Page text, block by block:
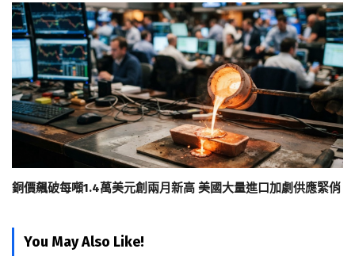
銅價飆破每噸1.4萬美元創兩月新高 美國大量進口加劇供應緊俏
You May Also Like!